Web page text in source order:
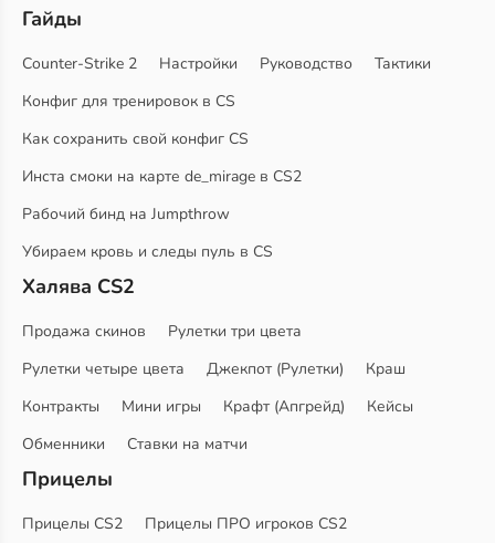
Гайды
Counter-Strike 2 Настройки Руководство
Тактики
Конфиг для тренировок в CS
Как сохранить свой конфиг CS
Инста смоки на карте de_mirage в CS2
Рабочий бинд на Jumpthrow
Убираем кровь и следы пуль в CS
Халява CS2
Продажа скинов
Рулетки три цвета
Рулетки четыре цвета
Джекпот (Рулетки)
Краш
Контракты
Мини игры Крафт (Апгрейд)
Кейсы
Обменники
Ставки на матчи
Прицелы
Прицелы CS2
Прицелы ПРО игроков CS2